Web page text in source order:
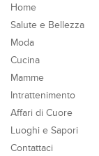
Home
Salute e Bellezza
Moda
Cucina
Mamme
Intrattenimento
Affari di Cuore
Luoghi e Sapori
Contattaci